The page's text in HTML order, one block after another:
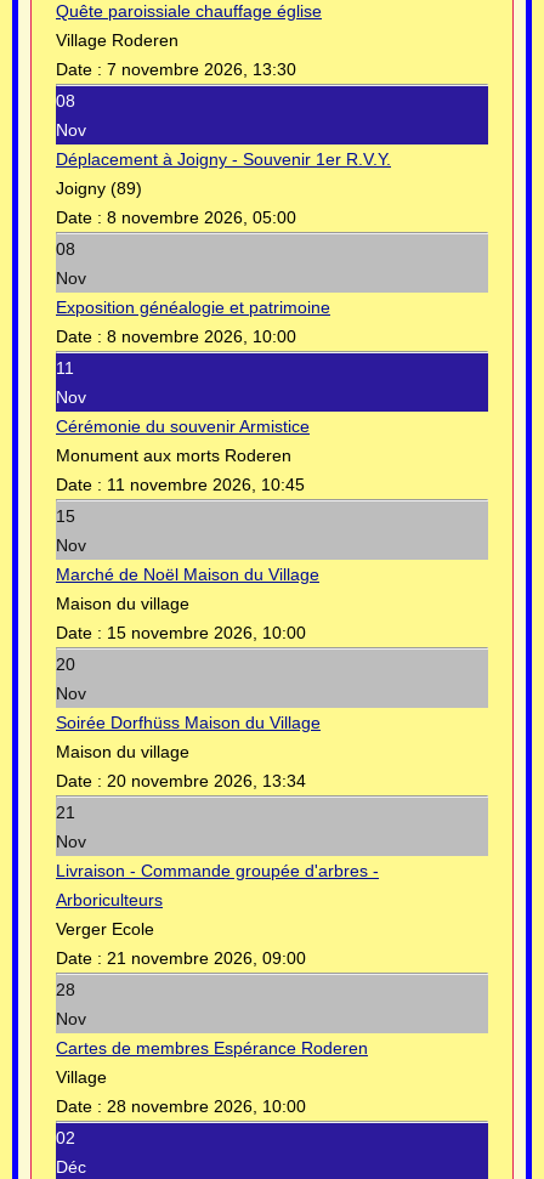
Quête paroissiale chauffage église
Village Roderen
Date : 7 novembre 2026, 13:30
08
Nov
Déplacement à Joigny - Souvenir 1er R.V.Y.
Joigny (89)
Date : 8 novembre 2026, 05:00
08
Nov
Exposition généalogie et patrimoine
Date : 8 novembre 2026, 10:00
11
Nov
Cérémonie du souvenir Armistice
Monument aux morts Roderen
Date : 11 novembre 2026, 10:45
15
Nov
Marché de Noël Maison du Village
Maison du village
Date : 15 novembre 2026, 10:00
20
Nov
Soirée Dorfhüss Maison du Village
Maison du village
Date : 20 novembre 2026, 13:34
21
Nov
Livraison - Commande groupée d'arbres -
Arboriculteurs
Verger Ecole
Date : 21 novembre 2026, 09:00
28
Nov
Cartes de membres Espérance Roderen
Village
Date : 28 novembre 2026, 10:00
02
Déc